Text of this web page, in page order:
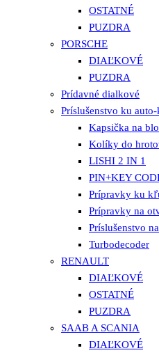
OSTATNÉ
PUZDRA
PORSCHE
DIAĽKOVÉ
PUZDRA
Prídavné dialkové
Príslušenstvo ku
Kapsička na
Kolíky do
LISHI 2 IN 1
PIN+KEY
Prípravky ku
Prípravky na
Príslušenstvo
Turbodecoder
RENAULT
DIAĽKOVÉ
OSTATNÉ
PUZDRA
SAAB A SCANIA
DIAĽKOVÉ